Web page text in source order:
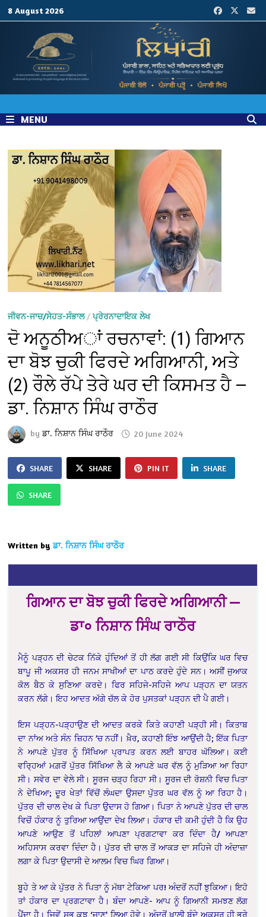
8 August 2026
MENU
ਜੀਵਨ-ਜਾਚ/ਸੇਹਤ-ਸੰਭਾਲ/ਪ੍ਰੇਰਨਾਦਾਇਕ ਲੇਖ
ਦੋ ਅਨੂਠੀਅਾਂ ਰਚਨਾਵਾਂ: (1) ਗਿਆਨ
ਦਾ ਬੋਝ ਚੁਕੀ ਫਿਰਦੇ ਅਗਿਆਨੀ, ਅਤੇ
(2) ਰੌਲੇ ਰੱਪੇ ਤੇਰੇ ਘਰ ਦੀ ਕਿਸਮਤ ਹੈ —
ਡਾ. ਨਿਸ਼ਾਨ ਸਿੰਘ ਰਾਠੌਰ
byਡਾ. ਨਿਸ਼ਾਨ ਸਿੰਘ ਰਾਠੌਰ 20 June 2024
SHARE SHARE PIN IT SHARE
SHARE
Written by ਡਾ. ਨਿਸ਼ਾਨ ਸਿੰਘ ਰਾਠੌਰ
ਗਿਆਨ ਦਾ ਬੋਝ ਚੁਕੀ ਫਿਰਦੇ ਅਗਿਆਨੀ —
ਡਾ० ਨਿਸ਼ਾਨ ਸਿੰਘ ਰਾਠੌਰ
ਮੈਨੂੰ ਪੜ੍ਹਨ ਦੀ ਚੇਟਕ ਨਿੱਕੇ ਹੁੰਦਿਆਂ ਤੋਂ ਹੀ ਲੱਗ ਗਈ ਸੀ ਕਿਉਂਕਿ ਘਰ ਵਿਚ
ਬਾਪੂ ਜੀ ਅਕਸਰ ਹੀ ਜਨਮ ਸਾਖੀਆਂ ਦਾ ਪਾਠ ਕਰਦੇ ਹੁੰਦੇ ਸਨ। ਅਸੀਂ ਜੁਆਕ
ਕੋਲ ਬੈਠ ਕੇ ਸੁਣਿਆ ਕਰਦੇ। ਫਿਰ ਸਹਿਜੇ-ਸਹਿਜੇ ਆਪ ਪੜ੍ਹਨ ਦਾ ਯਤਨ
ਕਰਨ ਲੱਗੇ। ਇਹ ਆਦਤ ਅੱਗੇ ਚੱਲ ਕੇ ਹੋਰ ਪੁਸਤਕਾਂ ਪੜ੍ਹਨ ਦੀ ਪੈ ਗਈ।
ਇਸ ਪੜ੍ਹਨ-ਪੜ੍ਹਾਉਣ ਦੀ ਆਦਤ ਕਰਕੇ ਕਿਤੇ ਕਹਾਣੀ ਪੜ੍ਹੀ ਸੀ। ਕਿਤਾਬ
ਦਾ ਨਾਂਅ ਅਤੇ ਸੰਨ ਜ਼ਿਹਨ ’ਚ ਨਹੀਂ। ਖ਼ੈਰ, ਕਹਾਣੀ ਇੰਝ ਆਉਂਦੀ ਹੈ; ਇੱਕ ਪਿਤਾ
ਨੇ ਆਪਣੇ ਪੁੱਤਰ ਨੂੰ ਸਿੱਖਿਆ ਪ੍ਰਾਪਤ ਕਰਨ ਲਈ ਬਾਹਰ ਘੱਲਿਆ। ਕਈ
ਵਰ੍ਹਿਆਂ ਮਗ਼ਰੋਂ ਪੁੱਤਰ ਸਿੱਖਿਆ ਲੈ ਕੇ ਆਪਣੇ ਘਰ ਵੱਲ ਨੂੰ ਮੁੜਿਆ ਆ ਰਿਹਾ
ਸੀ। ਸਵੇਰ ਦਾ ਵੇਲੇ ਸੀ। ਸੂਰਜ ਚੜ੍ਹ ਰਿਹਾ ਸੀ। ਸੂਰਜ ਦੀ ਰੋਸ਼ਨੀ ਵਿਚ ਪਿਤਾ
ਨੇ ਦੇਖਿਆ; ਦੂਰ ਖੇਤਾਂ ਵਿੱਚੋਂ ਲੰਘਦਾ ਉਸਦਾ ਪੁੱਤਰ ਘਰ ਵੱਲ ਨੂੰ ਆ ਰਿਹਾ ਹੈ।
ਪੁੱਤਰ ਦੀ ਚਾਲ ਦੇਖ ਕੇ ਪਿਤਾ ਉਦਾਸ ਹੋ ਗਿਆ। ਪਿਤਾ ਨੇ ਆਪਣੇ ਪੁੱਤਰ ਦੀ ਚਾਲ
ਵਿਚੋਂ ਹੰਕਾਰ ਨੂੰ ਤੁਰਿਆ ਆਉਂਦਾ ਦੇਖ ਲਿਆ। ਹੰਕਾਰ ਦੀ ਕਮੀ ਹੁੰਦੀ ਹੈ ਕਿ ਉਹ
ਆਪਣੇ ਆਉਣ ਤੋਂ ਪਹਿਲਾਂ ਆਪਣਾ ਪ੍ਰਗਟਾਵਾ ਕਰ ਦਿੰਦਾ ਹੈ/ ਆਪਣਾ
ਅਹਿਸਾਸ ਕਰਵਾ ਦਿੰਦਾ ਹੈ। ਪੁੱਤਰ ਦੀ ਚਾਲ ਤੋਂ ਆਕੜ ਦਾ ਸਹਿਜੇ ਹੀ ਅੰਦਾਜ਼ਾ
ਲਗਾ ਕੇ ਪਿਤਾ ਉਦਾਸੀ ਦੇ ਆਲਮ ਵਿਚ ਘਿਰ ਗਿਆ।
ਬੂਹੇ ਤੇ ਆ ਕੇ ਪੁੱਤਰ ਨੇ ਪਿਤਾ ਨੂੰ ਮੱਥਾ ਟੇਕਿਆ ਪਰ! ਅੰਦਰੋਂ ਨਹੀਂ ਝੁਕਿਆ। ਇਹੋ
ਤਾਂ ਹੰਕਾਰ ਦਾ ਪ੍ਰਗਟਾਵਾ ਹੈ। ਬੰਦਾ ਆਪਣੇ- ਆਪ ਨੂੰ ਗਿਆਨੀ ਸਮਝਣ ਲੱਗ
ਪੈਂਦਾ ਹੈ। ਜਿਵੇਂ ਸਭ ਕੁਝ ‘ਜਾਣ’ ਲਿਆ ਹੋਵੇ। ਅੰਦਰੋਂ ਖਾਲੀ ਬੰਦੇ ਅਕਸਰ ਹੀ ਭਰੇ